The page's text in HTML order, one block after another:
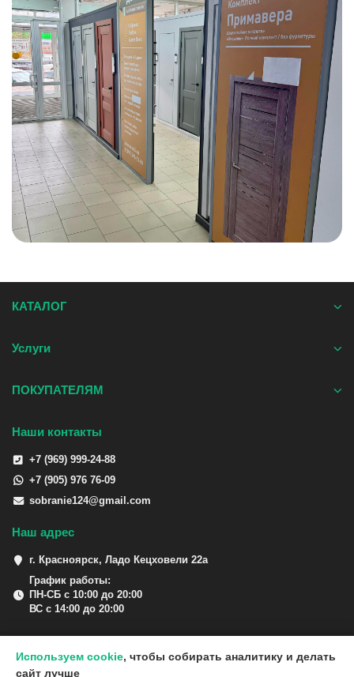
КАТАЛОГ
Услуги
ПОКУПАТЕЛЯМ
Наши контакты
+7 (969) 999-24-88
+7 (905) 976 76-09
sobranie124@gmail.com
Наш адрес
г. Красноярск, Ладо Кецховели 22а
График работы:
ПН-СБ с 10:00 до 20:00
ВС с 14:00 до 20:00
Используем cookie, чтобы собирать аналитику и делать
сайт лучше